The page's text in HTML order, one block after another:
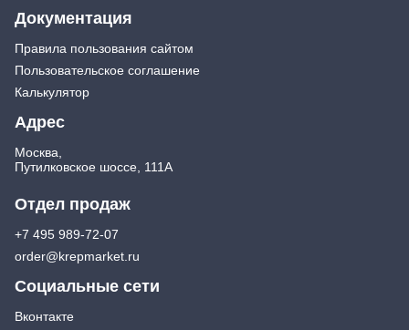
Документация
Правила пользования сайтом
Пользовательское соглашение
Калькулятор
Адрес
Москва,
Путилковское шоссе, 111А
Отдел продаж
+7 495 989-72-07
order@krepmarket.ru
Социальные сети
Вконтакте